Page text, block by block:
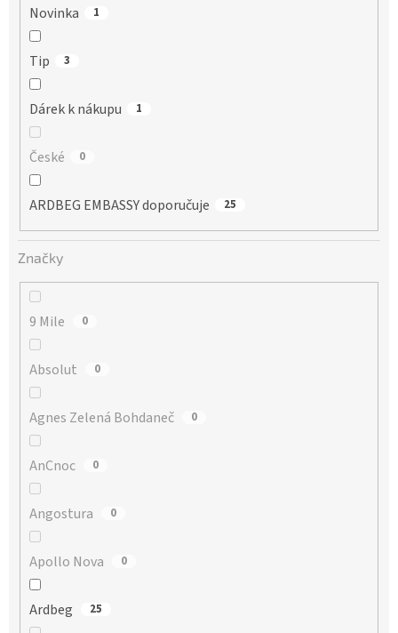
Novinka 1
Tip 3
Dárek k nákupu 1
České 0
ARDBEG EMBASSY doporučuje 25
Značky
9 Mile 0
Absolut 0
Agnes Zelená Bohdaneč 0
AnCnoc 0
Angostura 0
Apollo Nova 0
Ardbeg 25